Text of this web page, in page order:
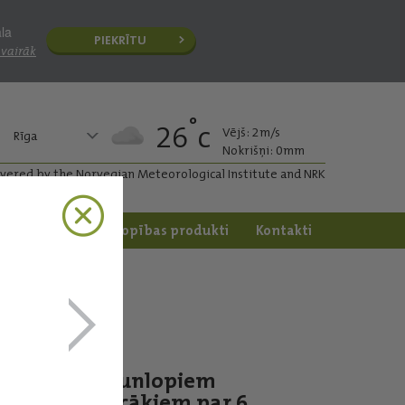
PIEKRĪTU
Rīga 26°c
Vējš: 2m/s
Nokrišņi: 0mm
by the Norvegian Meteorological Institute and NRK
Dārzkopības produkti Kontakti
Jaunlopiem